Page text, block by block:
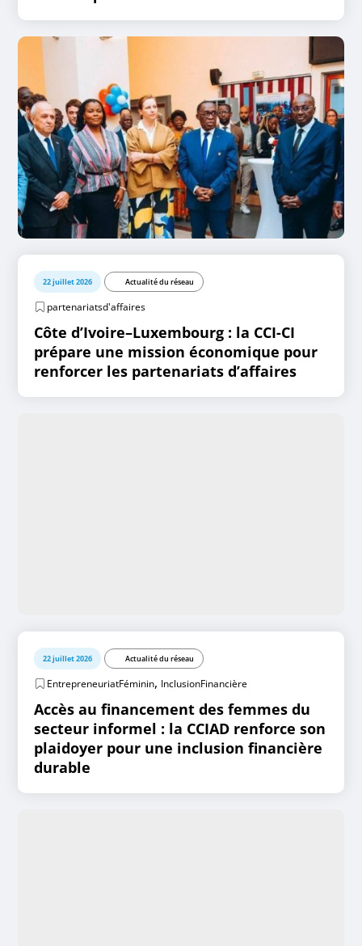
22 juillet 2026 Actualité du réseau
partenariatsd'affaires
Côte d’Ivoire–Luxembourg : la CCI-CI
prépare une mission économique pour
renforcer les partenariats d’affaires
22 juillet 2026 Actualité du réseau
EntrepreneuriatFéminin, InclusionFinancière
Accès au financement des femmes du
secteur informel : la CCIAD renforce son
plaidoyer pour une inclusion financière
durable